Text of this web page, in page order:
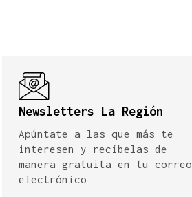
Newsletters La Región
Apúntate a las que más te
interesen y recíbelas de
manera gratuita en tu correo
electrónico